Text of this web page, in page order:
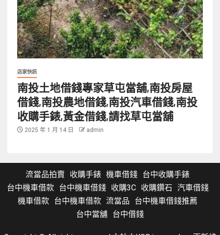
店家快訊
南投土地借錢專家草屯當舖,南投房屋
借錢,南投農地借錢,南投汽車借錢,南投
收購手錶,黃金借錢,請找草屯當舖
2025 年 1 月 14 日 admin
流當品拍賣 收購手錶 機車借錢 台中收購手錶
台中機車借款
台中機車借錢 收購3C 收購鑽石 汽車借錢
機車借款 台中機車借款 流當品
台中機車借錢推薦
台中當舖 台中借錢